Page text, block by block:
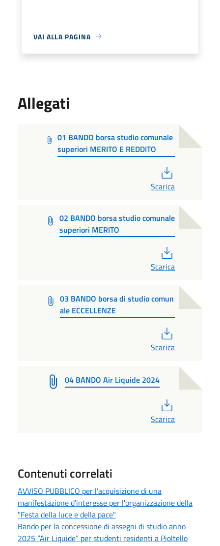
VAI ALLA PAGINA
Allegati
01 BANDO borsa studio comunale
superiori MERITO E REDDITO
Scarica
02 BANDO borsa studio comunale
superiori MERITO
Scarica
03 BANDO borsa di studio comun
ale ECCELLENZE
Scarica
04 BANDO Air Liquide 2024
Scarica
Contenuti correlati
AVVISO PUBBLICO per l'acquisizione di una
manifestazione d'interesse per l'organizzazione della
"Festa della luce e della pace"
Bando per la concessione di assegni di studio anno
2025 “Air Liquide” per studenti residenti a Pioltello